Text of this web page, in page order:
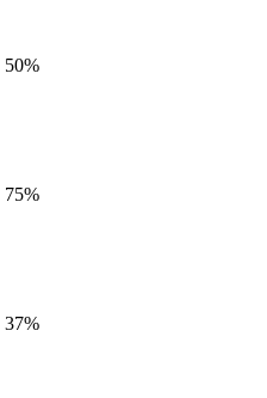
50%
75%
37%